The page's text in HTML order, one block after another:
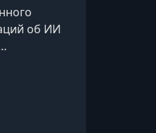
об ИИ
курса,